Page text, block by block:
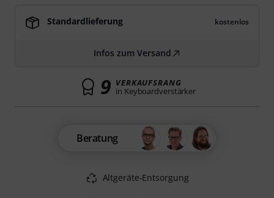
Standardlieferung kostenlos
Infos zum Versand
9 VERKAUFSRANG
in Keyboardverstärker
Beratung
Altgeräte-Entsorgung